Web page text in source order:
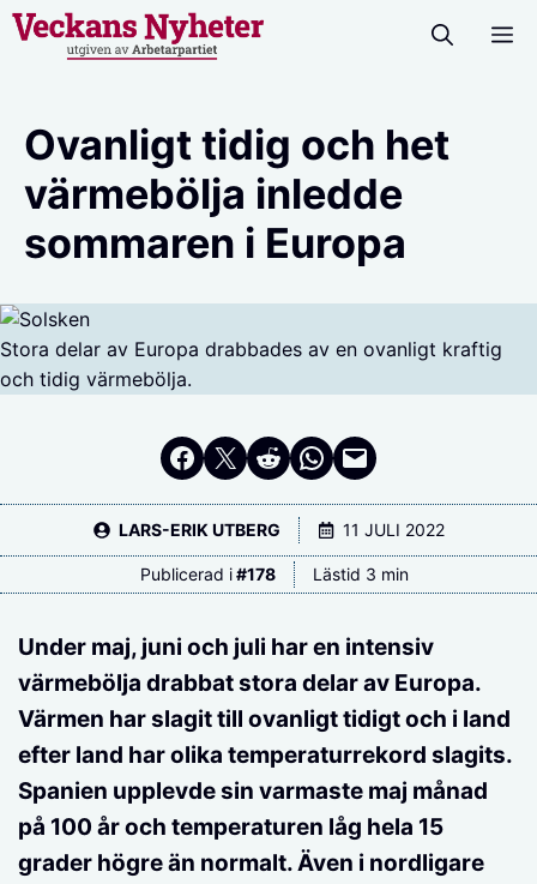
Hoppa
Ovanligt tidig och het
värmebölja inledde
sommaren i Europa
Stora delar av Europa drabbades av en ovanligt kraftig
och tidig värmebölja.
Dela på Facebook
Dela på Twitter
Dela på RedditDela i WhatsApp
Maila en länk
LARS-ERIK UTBERG 11 JULI 2022
Publicerad i#178 Lästid 3 min
Under maj, juni och juli har en intensiv
värmebölja drabbat stora delar av Europa.
Värmen har slagit till ovanligt tidigt och i land
efter land har olika temperaturrekord slagits.
Spanien upplevde sin varmaste maj månad
på 100 år och temperaturen låg hela 15
grader högre än normalt. Även i nordligare